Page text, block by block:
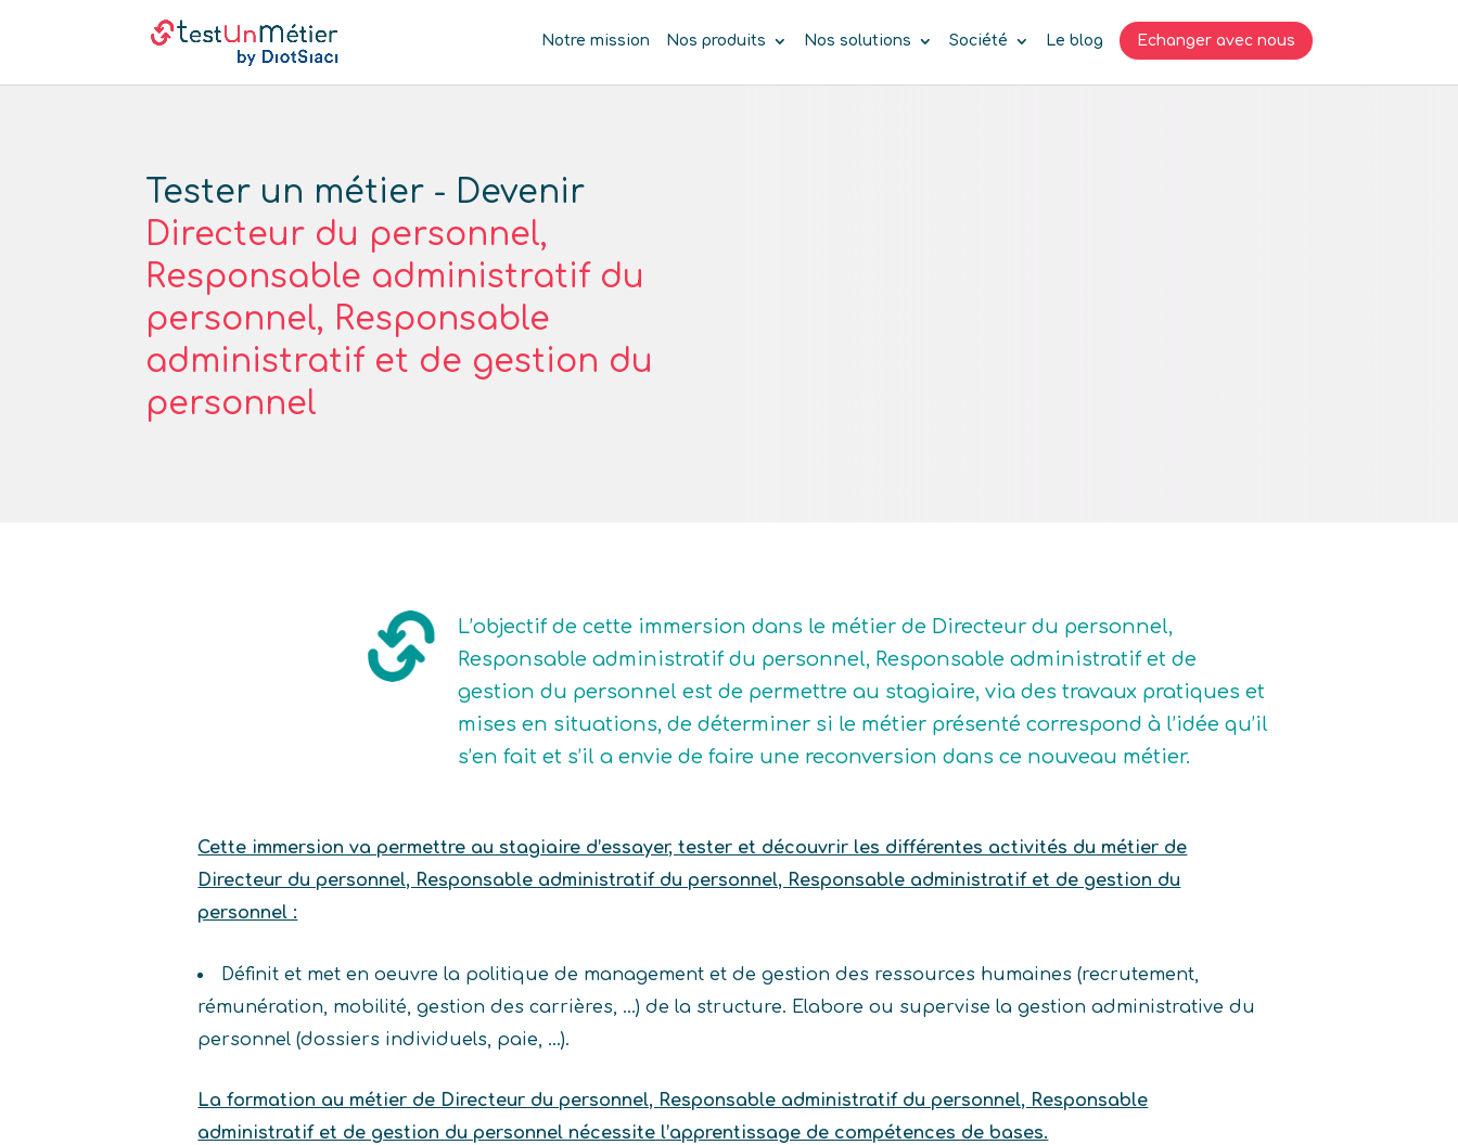
Notre mission Nos produits Nos solutions Société Le blog Echanger avec nous
Tester un métier - Devenir
Directeur du personnel,
Responsable administratif du
personnel, Responsable
administratif et de gestion du
personnel
L’objectif de cette immersion dans le métier de Directeur du personnel,
Responsable administratif du personnel, Responsable administratif et de
gestion du personnel est de permettre au stagiaire, via des travaux pratiques et
mises en situations, de déterminer si le métier présenté correspond à l’idée qu’il
s’en fait et s’il a envie de faire une reconversion dans ce nouveau métier.
Cette immersion va permettre au stagiaire d’essayer, tester et découvrir les différentes activités du métier de
Directeur du personnel, Responsable administratif du personnel, Responsable administratif et de gestion du
personnel :
Définit et met en oeuvre la politique de management et de gestion des ressources humaines (recrutement,
rémunération, mobilité, gestion des carrières, …) de la structure. Elabore ou supervise la gestion administrative du
personnel (dossiers individuels, paie, …).
La formation au métier de Directeur du personnel, Responsable administratif du personnel, Responsable
administratif et de gestion du personnel nécessite l’apprentissage de compétences de bases.